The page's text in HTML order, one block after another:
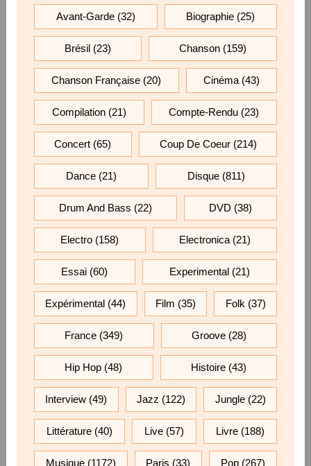
Avant-Garde(32) Biographie (25)
Brésil(23) Chanson (159)
Chanson Française (20) Cinéma(43)
Compilation(21) Compte-Rendu (23)
Concert (65) Coup De Coeur(214)
Dance(21) Disque (811)
Drum And Bass (22) DVD (38)
Electro (158) Electronica(21)
Essai (60) Experimental(21)
Expérimental (44) Film (35) Folk (37)
France (349) Groove(28)
Hip Hop (48) Histoire(43)
Interview (49) Jazz (122) Jungle(22)
Littérature(40) Live (57) Livre (188)
Musique(1172) Paris (33) Pop (267)